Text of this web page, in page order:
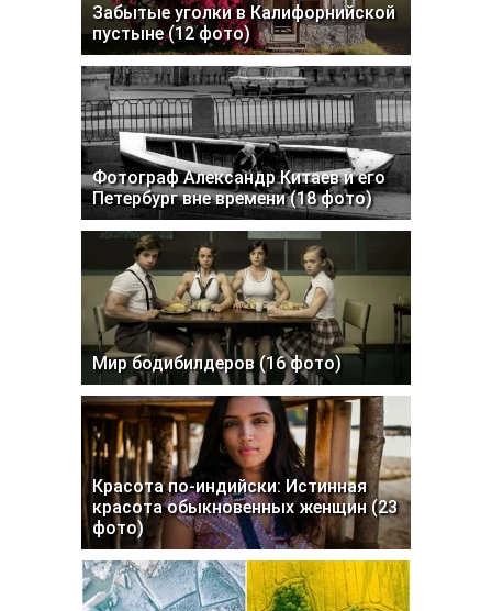
Забытые уголки в Калифорнийской
пустыне (12 фото)
Фотограф Александр Китаев и его
Петербург вне времени (18 фото)
Мир бодибилдеров (16 фото)
Красота по-индийски: Истинная
красота обыкновенных женщин (23
фото)